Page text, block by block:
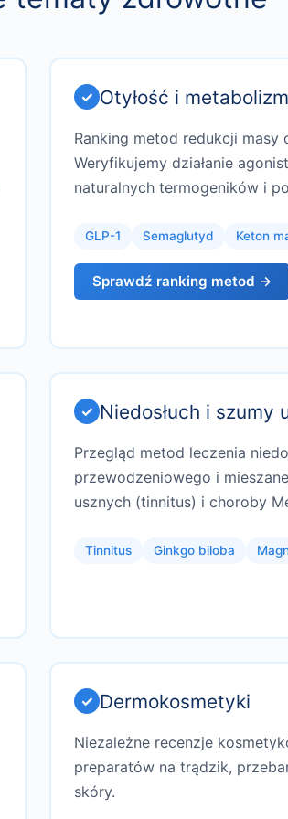
Otyłość i metabolizm
Ranking metod redukcji masy
Weryfikujemy działanie
naturalnych termogeników i
GLP-1 Semaglutyd Keton
Sprawdź ranking metod →
Niedosłuch i szumy
Przegląd metod leczenia
przewodzeniowego i
usznych (tinnitus) i choroby
Tinnitus Ginkgo biloba
Dermokosmetyki
Niezależne recenzje
preparatów na trądzik,
skóry.